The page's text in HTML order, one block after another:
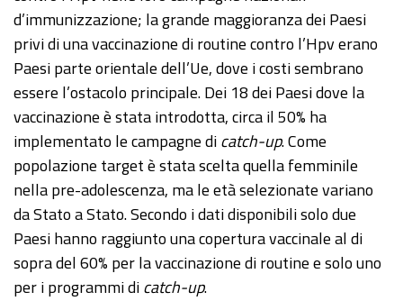
d’immunizzazione; la grande maggioranza dei Paesi
privi di una vaccinazione di routine contro l’Hpv erano
Paesi parte orientale dell’Ue, dove i costi sembrano
essere l’ostacolo principale. Dei 18 dei Paesi dove la
vaccinazione è stata introdotta, circa il 50% ha
implementato le campagne dicatch-up. Come
popolazione target è stata scelta quella femminile
nella pre-adolescenza, ma le età selezionate variano
da Stato a Stato. Secondo i dati disponibili solo due
Paesi hanno raggiunto una copertura vaccinale al di
sopra del 60% per la vaccinazione di routine e solo uno
per i programmi dicatch-up.